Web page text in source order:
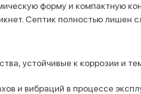
форму и компактную
Септик полностью лишен
устойчивые к коррозии и
и вибраций в процессе